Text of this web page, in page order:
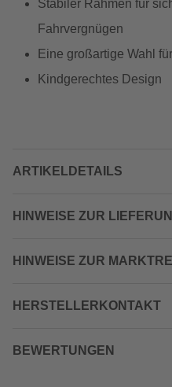
Stabiler Rahmen für
Fahrvergnügen
Eine großartige Wahl
Kindgerechtes Design
ARTIKELDETAILS
HINWEISE ZUR
HINWEISE ZUR
HERSTELLERKONTAKT
BEWERTUNGEN